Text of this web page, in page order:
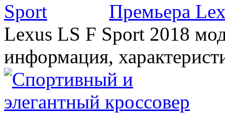
Премьера
Lexus LS F Sport 2018
информация,